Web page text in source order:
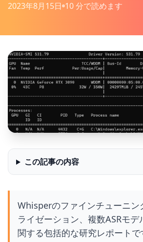
2023年8月15日 10 分で読めます
この記事の内容
Whisperのファインチューニン
ライゼーション、複数ASRモ
関する包括的な研究レポートで